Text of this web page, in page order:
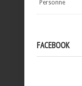
Personne
FACEBOOK